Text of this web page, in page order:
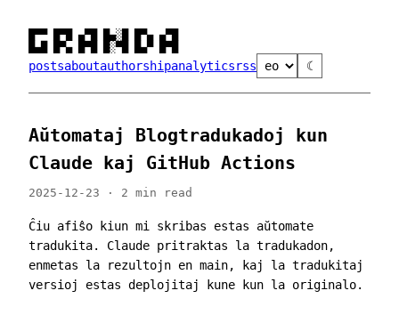
█▀▀ █▀█ ▄▀█ █▄░█ █▀▄ ▄▀█
█▄█ █▀▄ █▀█ █░▀█ █▄▀ █▀█
postsaboutauthorshipanalyticsrss ☾
Aŭtomataj Blogtradukadoj kun
Claude kaj GitHub Actions
2025-12-23 · 2 min read
Ĉiu afiŝo kiun mi skribas estas aŭtomate
tradukita. Claude pritraktas la tradukadon,
enmetas la rezultojn en main, kaj la tradukitaj
versioj estas deplojitaj kune kun la originalo.